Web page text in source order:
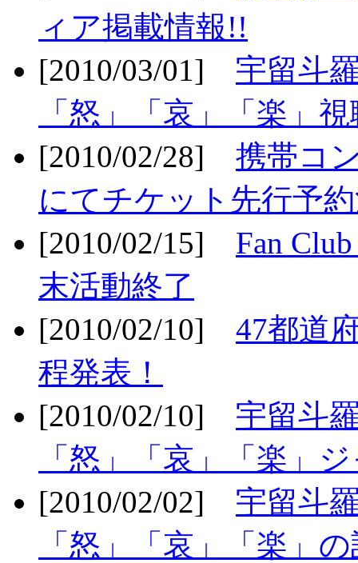
ィア掲載情報!!
[2010/03/01] 宇留斗
「怒」「哀」「楽」
[2010/02/28] 携帯コ
にてチケット先行予
[2010/02/15] Fan
末活動終了
[2010/02/10] 47都道
程発表！
[2010/02/10] 宇留斗
「怒」「哀」「楽」
[2010/02/02] 宇留斗
「怒」「哀」「楽」